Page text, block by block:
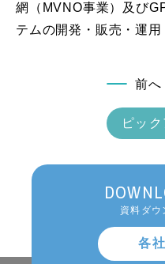
網（MVNO事業）及び
テムの開発・販売・運用
前へ
ピッ
資料ダウ
各